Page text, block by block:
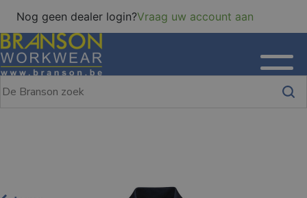
Nog geen dealer login?Vraag uw account aan